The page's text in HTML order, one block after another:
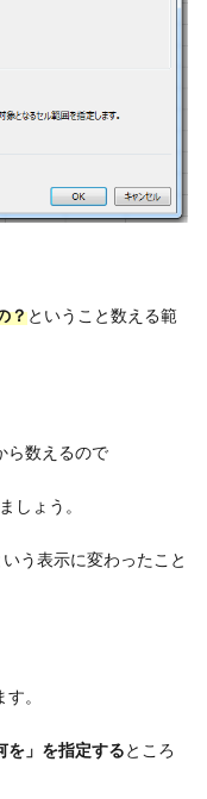
？ということ数える範
ら数えるので
しょう。
う表示に変わったこと
。
を」を指定するところ